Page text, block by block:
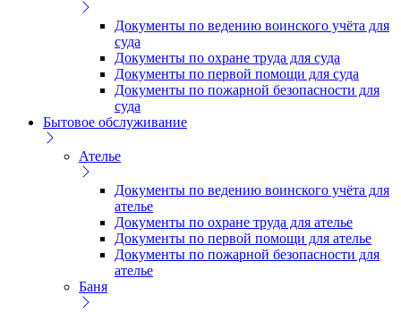
Документы по ведению воинского учёта для
суда
Документы по охране труда для суда
Документы по первой помощи для суда
Документы по пожарной безопасности для
суда
Бытовое обслуживание
Ателье
Документы по ведению воинского учёта для
ателье
Документы по охране труда для ателье
Документы по первой помощи для ателье
Документы по пожарной безопасности для
ателье
Баня